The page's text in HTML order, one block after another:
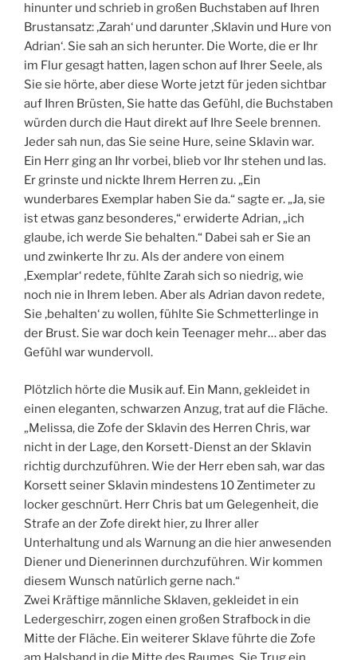
hinunter und schrieb in großen Buchstaben auf Ihren
Brustansatz: ‚Zarah‘ und darunter ‚Sklavin und Hure von
Adrian‘. Sie sah an sich herunter. Die Worte, die er Ihr
im Flur gesagt hatten, lagen schon auf Ihrer Seele, als
Sie sie hörte, aber diese Worte jetzt für jeden sichtbar
auf Ihren Brüsten, Sie hatte das Gefühl, die Buchstaben
würden durch die Haut direkt auf Ihre Seele brennen.
Jeder sah nun, das Sie seine Hure, seine Sklavin war.
Ein Herr ging an Ihr vorbei, blieb vor Ihr stehen und las.
Er grinste und nickte Ihrem Herren zu. „Ein
wunderbares Exemplar haben Sie da.“ sagte er. „Ja, sie
ist etwas ganz besonderes,“ erwiderte Adrian, „ich
glaube, ich werde Sie behalten.“ Dabei sah er Sie an
und zwinkerte Ihr zu. Als der andere von einem
‚Exemplar‘ redete, fühlte Zarah sich so niedrig, wie
noch nie in Ihrem leben. Aber als Adrian davon redete,
Sie ‚behalten‘ zu wollen, fühlte Sie Schmetterlinge in
der Brust. Sie war doch kein Teenager mehr… aber das
Gefühl war wundervoll.
Plötzlich hörte die Musik auf. Ein Mann, gekleidet in
einen eleganten, schwarzen Anzug, trat auf die Fläche.
„Melissa, die Zofe der Sklavin des Herren Chris, war
nicht in der Lage, den Korsett-Dienst an der Sklavin
richtig durchzuführen. Wie der Herr eben sah, war das
Korsett seiner Sklavin mindestens 10 Zentimeter zu
locker geschnürt. Herr Chris bat um Gelegenheit, die
Strafe an der Zofe direkt hier, zu Ihrer aller
Unterhaltung und als Warnung an die hier anwesenden
Diener und Dienerinnen durchzuführen. Wir kommen
diesem Wunsch natürlich gerne nach.“
Zwei Kräftige männliche Sklaven, gekleidet in ein
Ledergeschirr, zogen einen großen Strafbock in die
Mitte der Fläche. Ein weiterer Sklave führte die Zofe